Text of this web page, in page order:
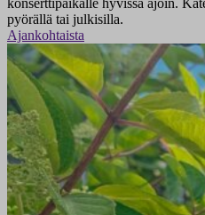
konserttipaikalle hyvissä ajoin.
pyörällä tai julkisilla.
Ajankohtaista